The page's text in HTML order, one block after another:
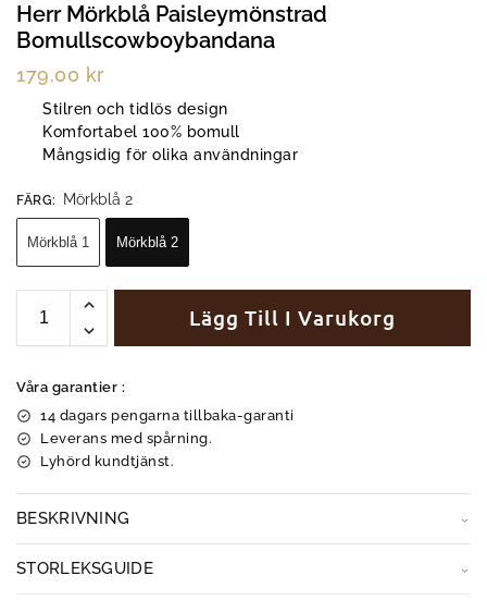
Herr Mörkblå Paisleymönstrad
Bomullscowboybandana
179.00 kr
Stilren och tidlös design
Komfortabel 100% bomull
Mångsidig för olika användningar
FÄRG: Mörkblå 2
Mörkblå 1 Mörkblå 2
Lägg Till I Varukorg
Våra garantier :
14 dagars pengarna tillbaka-garanti
Leverans med spårning.
Lyhörd kundtjänst.
BESKRIVNING
STORLEKSGUIDE